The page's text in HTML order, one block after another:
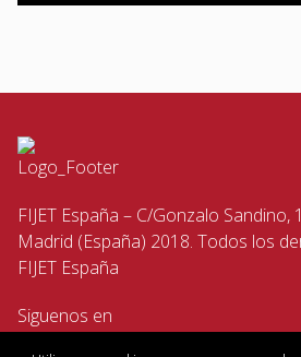
FIJET España – C/Gonzalo Sandino,
Madrid (España) 2018. Todos los
FIJET España
Siguenos en